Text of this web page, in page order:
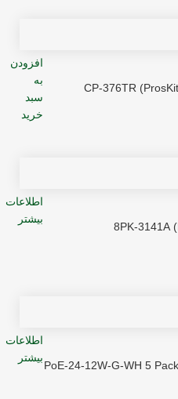
افزودن
به
سبد
خرید
اطلاعات
بیشتر
اطلاعات
بیشتر